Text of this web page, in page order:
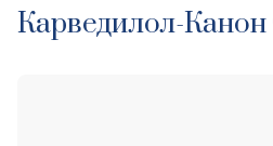
Карведилол-